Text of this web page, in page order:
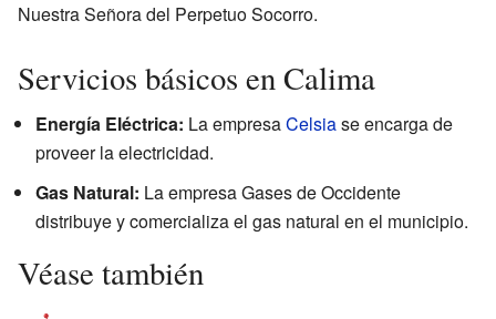
Nuestra Señora del Perpetuo Socorro.
Servicios básicos en Calima
Energía Eléctrica: La empresaCelsiase encarga de
proveer la electricidad.
Gas Natural: La empresa Gases de Occidente
distribuye y comercializa el gas natural en el municipio.
Véase también